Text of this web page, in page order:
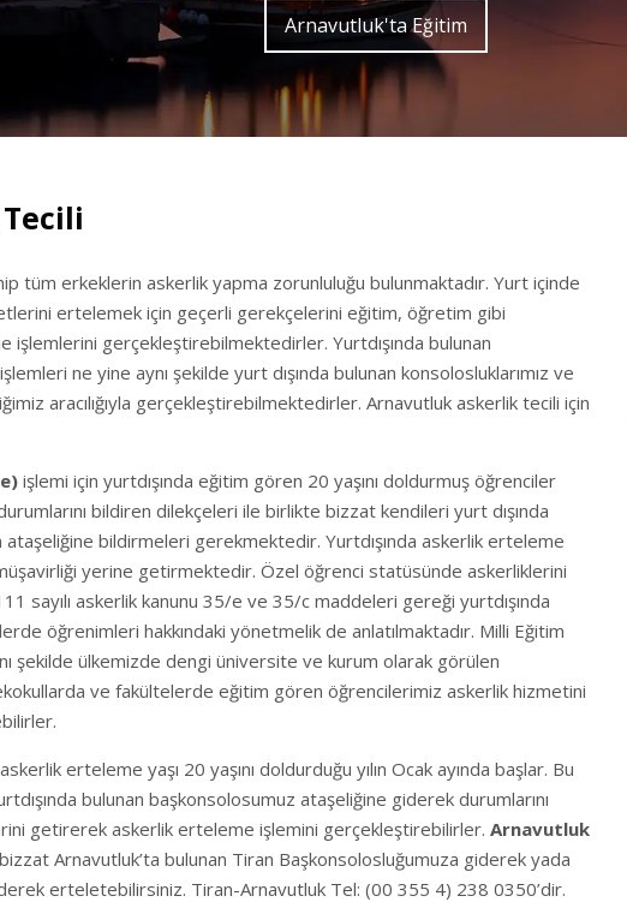
Arnavutluk'ta Eğitim
tüm erkeklerin askerlik yapma zorunluluğu bulunmaktadır. Yurt içinde
ertelemek için geçerli gerekçelerini eğitim, öğretim gibi
gerçekleştirebilmektedirler. Yurtdışında bulunan
ne yine aynı şekilde yurt dışında bulunan konsolosluklarımız ve
aracılığıyla gerçekleştirebilmektedirler. Arnavutluk askerlik tecili için
işlemi için yurtdışında eğitim gören 20 yaşını doldurmuş öğrenciler
bildiren dilekçeleri ile birlikte bizzat kendileri yurt dışında
bildirmeleri gerekmektedir. Yurtdışında askerlik erteleme
yerine getirmektedir. Özel öğrenci statüsünde askerliklerini
sayılı askerlik kanunu 35/e ve 35/c maddeleri gereği yurtdışında
öğrenimleri hakkındaki yönetmelik de anlatılmaktadır. Milli Eğitim
şekilde ülkemizde dengi üniversite ve kurum olarak görülen
ve fakültelerde eğitim gören öğrencilerimiz askerlik hizmetini
erteleme yaşı 20 yaşını doldurduğu yılın Ocak ayında başlar. Bu
bulunan başkonsolosumuz ataşeliğine giderek durumlarını
getirerek askerlik erteleme işlemini gerçekleştirebilirler. Arnavutluk
Arnavutluk’ta bulunan Tiran Başkonsolosluğumuza giderek yada
erteletebilirsiniz. Tiran-Arnavutluk Tel: (00 355 4) 238 0350’dir.